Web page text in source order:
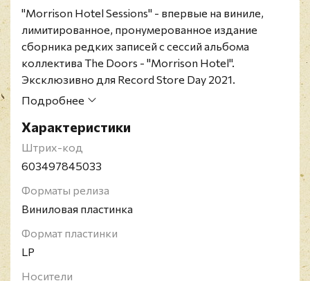
"Morrison Hotel Sessions" - впервые на виниле,
лимитированное, пронумерованное издание
сборника редких записей с сессий альбома
коллектива The Doors - "Morrison Hotel".
Эксклюзивно для Record Store Day 2021.
Ограниченный тираж (16000 копий).
граммовом виниле и включает новые заметки от
Брюса Ботника, звукорежиссера группы.
The Doors - американская рок-группа, созданная в
влияние на культуру и искусство 60-х годов.
Загадочные, мистические, иносказательные
тексты песен и яркий образ вокалиста группы,
Джима Моррисона, сделали её едва ли не самой
Подробнее
Характеристики
Штрих-код
603497845033
Форматы релиза
Виниловая пластинка
Формат пластинки
LP
Носители